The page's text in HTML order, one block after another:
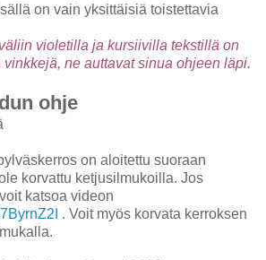
on vain yksittäisiä toistettavia
violetilla ja kursiivilla tekstillä on
ne auttavat sinua ohjeen läpi.
ohje
on aloitettu suoraan
korvattu ketjusilmukoilla. Jos
katsoa videon
. Voit myös korvata kerroksen